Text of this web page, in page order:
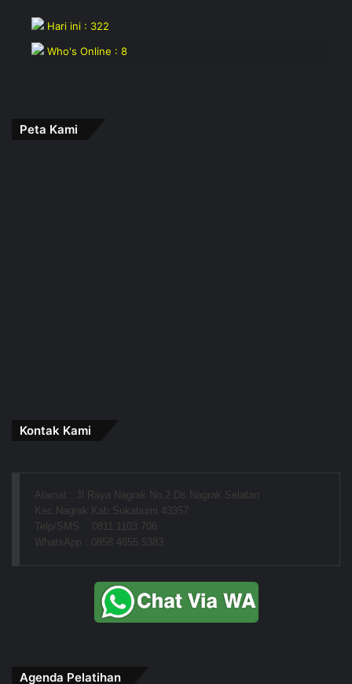
Hari ini : 322
Who's Online : 8
Peta Kami
Kontak Kami
Alamat : Jl.Raya Nagrak No.2 Ds.Nagrak Selatan
Kec.Nagrak Kab.Sukabumi 43357
Telp/SMS  : 0811 1103 706
WhatsApp : 0858 4655 5383
Agenda Pelatihan